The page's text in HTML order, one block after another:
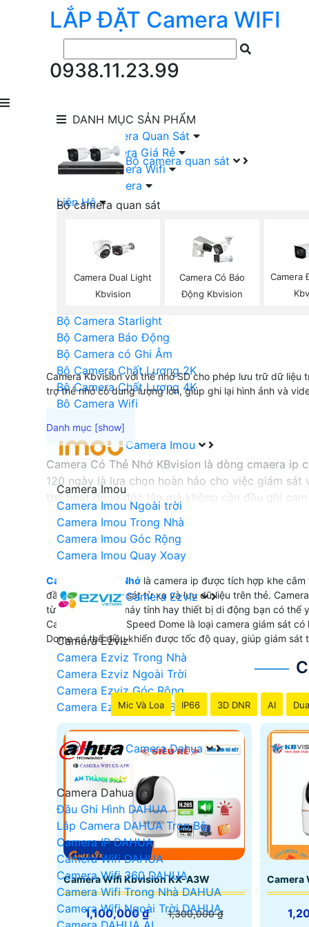
LẮP ĐẶT Camera WIFI
0938.11.23.99
DANH MỤC SẢN PHẨM
Bộ camera quan sát
Bộ camera quan sát
Camera KBVISION Trọn Bộ
Camera DAHUA Trọn Bộ
Camera giá Rẻ Trọn Bộ
Bộ Camera Nên Dùng
Bộ Camera Starlight
Bộ Camera Báo Động
Bộ Camera có Ghi Âm
Bộ Camera Chất Lượng 2K
Bộ Camera Chất Lượng 4K
Bộ Camera Wifi
Camera Imou
Camera Imou
Camera Imou Ngoài trời
Camera Imou Trong Nhà
Camera Imou Góc Rộng
Camera Imou Quay Xoay
Camera Ezviz
Camera Ezviz
Camera Ezviz Trong Nhà
Camera Ezviz Ngoài Trời
Camera Ezviz Góc Rộng
Camera Ezviz Xoay 360
Camera Dahua
Camera Dahua
Đầu Ghi Hình DAHUA
Lắp Camera DAHUA Trọn Bộ
Camera IP DAHUA
Camera Wifi DAHUA
Camera Wifi 360 DAHUA
Camera Wifi Trong Nhà DAHUA
Camera Wifi Ngoài Trời DAHUA
lắp Đặt Camera Quan Sát
Lắp Bộ Camera Giá Rẻ
Lắp Đặt Camera Wifi
Đầu Ghi Camera
Liên Hệ
Camera Dual Light
Kbvision
Camera Có Báo
Động Kbvision
Camera
Camera Kbvision với thẻ nhớ SD cho phép lưu trữ dữ
trợ thẻ nhớ có dung lượng lớn, giúp ghi lại hình ảnh và
Camera Có Thẻ Nhớ KBvision là dòng cmaera
120 ngày là lựa chọn hoàn hảo cho việc giám
thể hoạt động độc lập mà không cần đầu ghi
Camera Có Thẻ Nhớ là camera ip được tích hợp khe
đầu ghi vẫn giám sát từ xa và lưu dữ liệu trên thẻ.
từ xa thông qua máy tính hay thiết bị di động bạn có thể
Camera quan sát Speed Dome là loại camera giám sát
Dome có thể điều khiển được tốc độ quay, giúp giám
Mic Và Loa IP66 3D DNR AI
Camera Wifi Kbvision KX-A3W
1,100,000 ₫ 1,300,000 ₫
Camera